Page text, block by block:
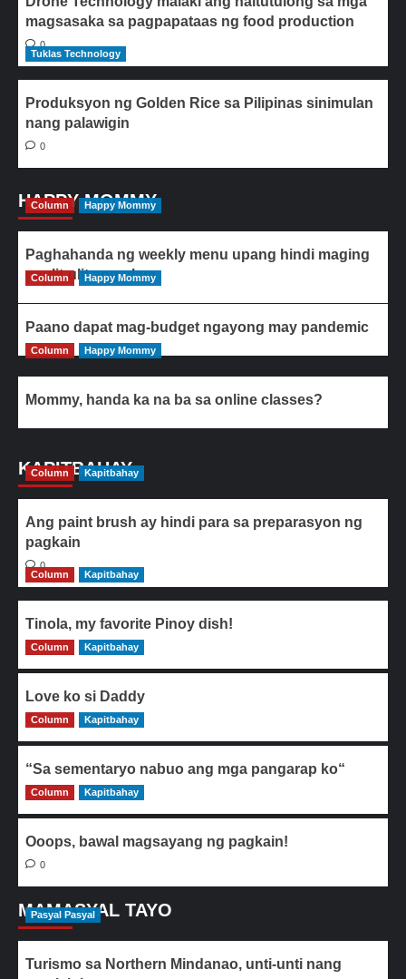
magsasaka sa pagpapataas ng food production
0
Tuklas Technology
Produksyon ng Golden Rice sa Pilipinas sinimulan
nang palawigin
0
HAPPY MOMMY
Column Happy Mommy
Paghahanda ng weekly menu upang hindi maging
paulit-ulit ang ulam
Column Happy Mommy
Paano dapat mag-budget ngayong may pandemic
Column Happy Mommy
Mommy, handa ka na ba sa online classes?
KAPITBAHAY
Column Kapitbahay
Ang paint brush ay hindi para sa preparasyon ng
pagkain
0
Column
Kapitbahay
Tinola, my favorite Pinoy dish!
0
Column Kapitbahay
Love ko si Daddy
0
Column Kapitbahay
“Sa sementaryo nabuo ang mga pangarap ko“
0
Column Kapitbahay
Ooops, bawal magsayang ng pagkain!
0
MAMASYAL TAYO
Pasyal Pasyal
Turismo sa Northern Mindanao, unti-unti nang